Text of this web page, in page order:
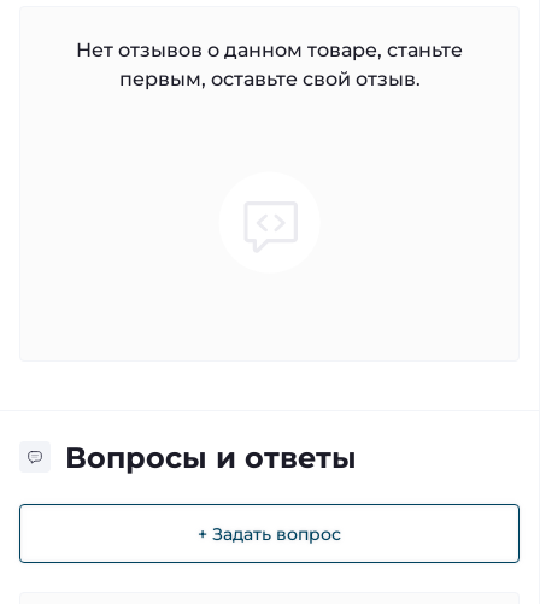
Нет отзывов о данном товаре, станьте
первым, оставьте свой отзыв.
Вопросы и ответы
+ Задать вопрос